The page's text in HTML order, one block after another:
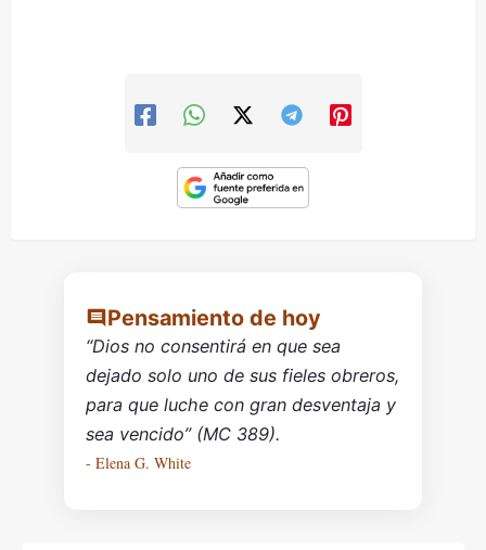
Pensamiento de hoy
“Dios no consentirá en que sea
dejado solo uno de sus fieles obreros,
para que luche con gran desventaja y
sea vencido” (MC 389).
- Elena G. White